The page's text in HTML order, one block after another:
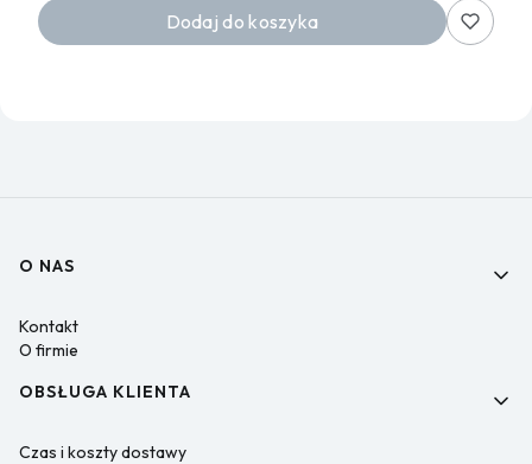
Dodaj do koszyka
Linki w stopce
O NAS
Kontakt
O firmie
OBSŁUGA KLIENTA
Czas i koszty dostawy